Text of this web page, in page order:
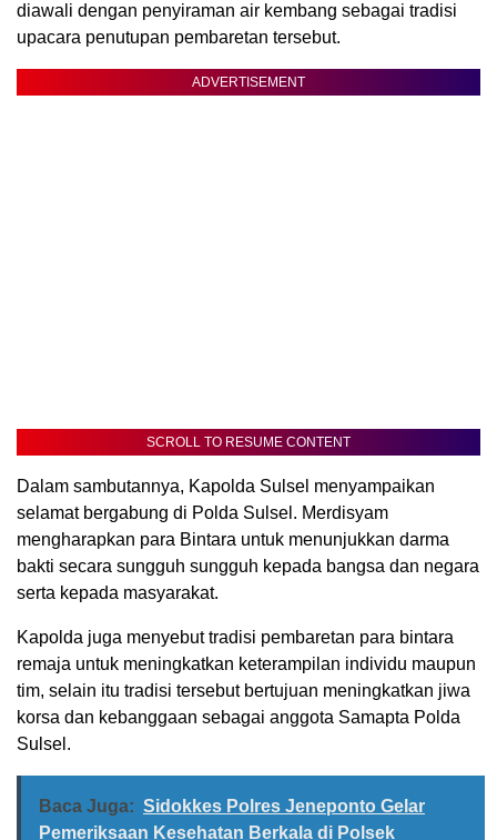
diawali dengan penyiraman air kembang sebagai tradisi
upacara penutupan pembaretan tersebut.
ADVERTISEMENT
SCROLL TO RESUME CONTENT
Dalam sambutannya, Kapolda Sulsel menyampaikan
selamat bergabung di Polda Sulsel. Merdisyam
mengharapkan para Bintara untuk menunjukkan darma
bakti secara sungguh sungguh kepada bangsa dan negara
serta kepada masyarakat.
Kapolda juga menyebut tradisi pembaretan para bintara
remaja untuk meningkatkan keterampilan individu maupun
tim, selain itu tradisi tersebut bertujuan meningkatkan jiwa
korsa dan kebanggaan sebagai anggota Samapta Polda
Sulsel.
Baca Juga: Sidokkes Polres Jeneponto Gelar
Pemeriksaan Kesehatan Berkala di Polsek